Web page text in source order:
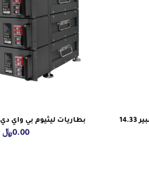
بطارية ليثيوم كينزا LiFePO4 بسعة 280 أمبير 14.33
بطاريات ليثيوم بي واي دي BYD خمسة كيلو
0.00﷼